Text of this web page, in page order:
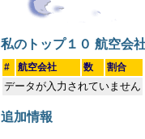
私のトップ１０ 航空会
# 航空会社 数 割合
データが入力されていません
追加情報